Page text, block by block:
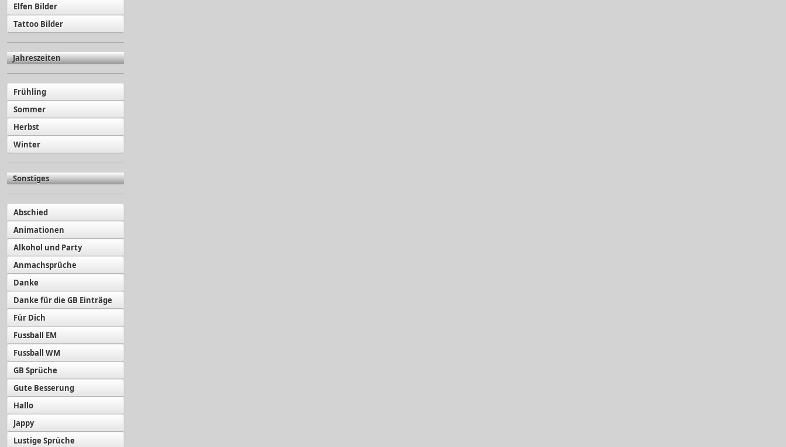
Elfen Bilder
Tattoo Bilder
Jahreszeiten
Frühling
Sommer
Herbst
Winter
Sonstiges
Abschied
Animationen
Alkohol und Party
Anmachsprüche
Danke
Danke für die GB Einträge
Für Dich
Fussball EM
Fussball WM
GB Sprüche
Gute Besserung
Hallo
Jappy
Lustige Sprüche